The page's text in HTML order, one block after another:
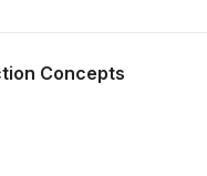
Concepts